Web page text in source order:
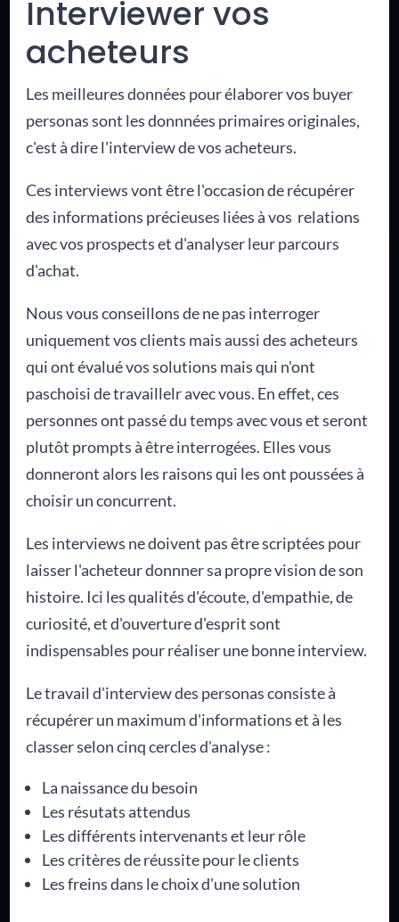
Interviewer vos
acheteurs
Les meilleures données pour élaborer vos buyer
personas sont les donnnées primaires originales,
c'est à dire l'interview de vos acheteurs.
Ces interviews vont être l'occasion de récupérer
des informations précieuses liées à vos relations
avec vos prospects et d'analyser leur parcours
d'achat.
Nous vous conseillons de ne pas interroger
uniquement vos clients mais aussi des acheteurs
qui ont évalué vos solutions mais qui n'ont
paschoisi de travaillelr avec vous. En effet, ces
personnes ont passé du temps avec vous et seront
plutôt prompts à être interrogées. Elles vous
donneront alors les raisons qui les ont poussées à
choisir un concurrent.
Les interviews ne doivent pas être scriptées pour
laisser l'acheteur donnner sa propre vision de son
histoire. Ici les qualités d'écoute, d'empathie, de
curiosité, et d'ouverture d'esprit sont
indispensables pour réaliser une bonne interview.
Le travail d'interview des personas consiste à
récupérer un maximum d'informations et à les
classer selon cinq cercles d'analyse :
La naissance du besoin
Les résutats attendus
Les différents intervenants et leur rôle
Les critères de réussite pour le clients
Les freins dans le choix d'une solution